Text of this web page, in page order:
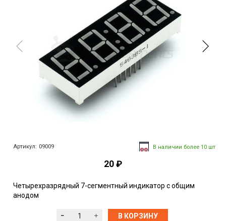
Артикул: 09009 В наличии более 10 шт
20 ₽
Четырехразрядный 7-сегментный индикатор с общим
анодом
В КОРЗИНУ